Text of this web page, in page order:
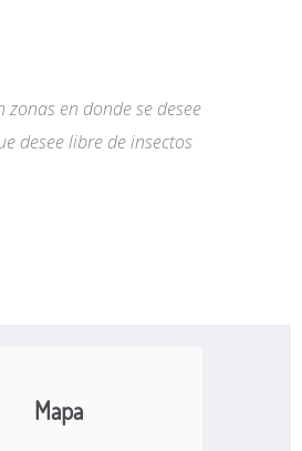
en donde se desee
desee libre de insectos
Mapa